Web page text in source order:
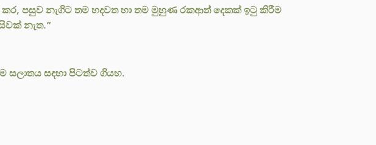
පසුව නැගිට තම හදවත හා තම මුහුණ රකආත් දෙකක් ඉටු කිරීම
නැත.”
සඳහා පිටත්ව ගියහ.